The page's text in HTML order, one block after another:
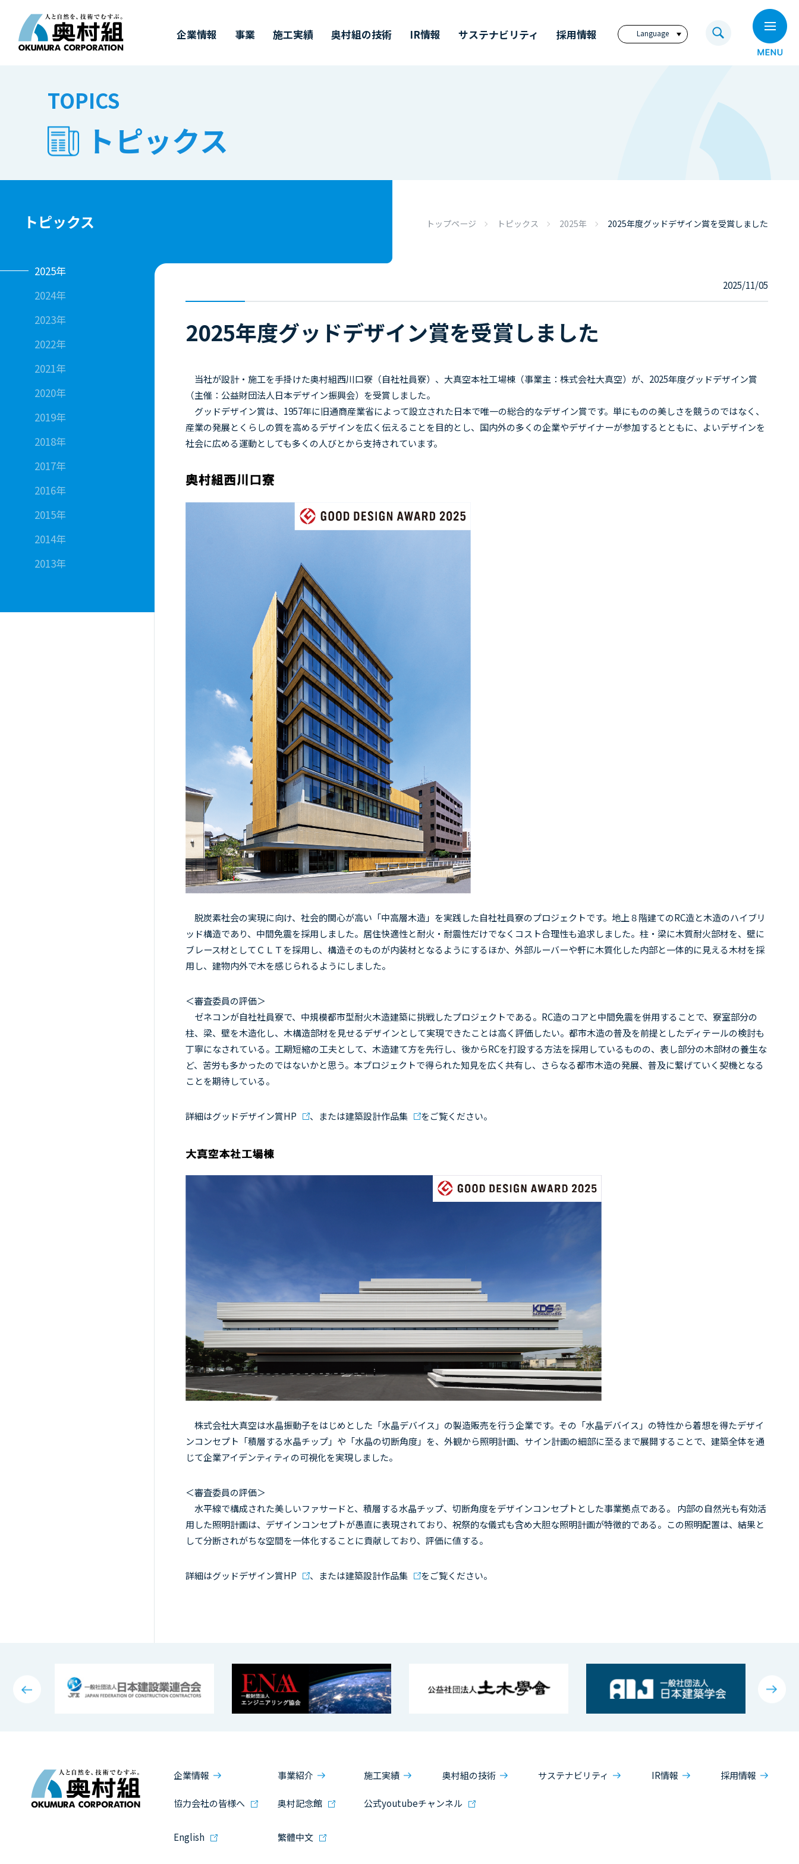
企業情報
COMPANY
トップメッセージ
受賞実績
事業
BUSINESS
事業紹介
施工実績
WORKS 施工実績
施工実績
奥村組の技術
TECHNOLOGY
土木技術
IR情報
IR IR情報
決算情報
アニュアル・レポート
株式に関するお手続き
単元未満株式の
ディスクロージャー
サステナビリティ
SUSTAINABILITY
奥村組の
サステナビリティについて
奥村組のイノベーション
ダイバーシティ・エクイティ
GRIスタンダード対照表
採用情報
RECRUIT
新卒採用
Language
TOPICS
トピックス
トップページ トピックス 2025年 2025年度グッドデザイン賞を受賞しました
2025/11/05
2025年度グッドデザイン賞を受賞しました
当社が設計・施工を手掛けた奥村組西川口寮（自社社員寮）、大真空本社工場棟（事業主：株式会社大真空）が、 2025年度グッドデザイン賞
（主催：公益財団法人日本デザイン振興会）を受賞しました。
グッドデザイン賞は、 1957年に旧通商産業省によって設立された日本で唯一の総合的なデザイン賞です。単にものの美しさを競うのではなく、
産業の発展とくらしの質を高めるデザインを広く伝えることを目的とし、国内外の多くの企業やデザイナーが参加するとともに、よいデザインを
社会に広める運動としても多くの人びとから支持されています。
脱炭素社会の実現に向け、社会的関心が高い「中高層木造」を実践した自社社員寮のプロジェクトです。地上８階建てのRC造と木造のハイブリ
ッド構造であり、中間免震を採用しました。居住快適性と耐火・耐震性だけでなくコスト合理性も追求しました。柱・梁に木質耐火部材を、壁に
ブレース材としてＣＬＴを採用し、構造そのものが内装材となるようにするほか、外部ルーバーや軒に木質化した内部と一体的に見える木材を採
用し、建物内外で木を感じられるようにしました。
＜審査委員の評価＞
ゼネコンが自社社員寮で、中規模都市型耐火木造建築に挑戦したプロジェクトである。 RC造のコアと中間免震を併用することで、寮室部分の
柱、梁、壁を木造化し、木構造部材を見せるデザインとして実現できたことは高く評価したい。都市木造の普及を前提としたディテールの検討も
丁寧になされている。工期短縮の工夫として、木造建て方を先行し、後からRCを打設する方法を採用しているものの、表し部分の木部材の養生な
ど、苦労も多かったのではないかと思う。本プロジェクトで得られた知見を広く共有し、さらなる都市木造の発展、普及に繋げていく契機となる
ことを期待している。
詳細はグッドデザイン賞HP 、または建築設計作品集 をご覧ください。
株式会社大真空は水晶振動子をはじめとした「水晶デバイス」の製造販売を行う企業です。その「水晶デバイス」の特性から着想を得たデザイ
ンコンセプト「積層する水晶チップ」や「水晶の切断角度」を、外観から照明計画、サイン計画の細部に至るまで展開することで、建築全体を通
じて企業アイデンティティの可視化を実現しました。
＜審査委員の評価＞
水平線で構成された美しいファサードと、積層する水晶チップ、切断角度をデザインコンセプトとした事業拠点である。 内部の自然光も有効活
用した照明計画は、デザインコンセプトが愚直に表現されており、祝祭的な儀式も含め大胆な照明計画が特徴的である。この照明配置は、結果と
して分断されがちな空間を一体化することに貢献しており、評価に値する。
詳細はグッドデザイン賞HP 、または建築設計作品集 をご覧ください。
トピックス
2025年
2024年
2023年
2022年
2021年
2020年
2019年
2018年
2017年
2016年
2015年
2014年
2013年
企業情報 事業紹介 施工実績 奥村組の技術 サステナビリティ IR情報 採用情報
協力会社の皆様へ 奥村記念館 公式youtubeチャンネル
English 繁體中文